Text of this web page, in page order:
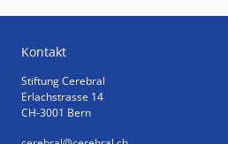
Kontakt
Stiftung Cerebral
Erlachstrasse 14
CH-3001 Bern